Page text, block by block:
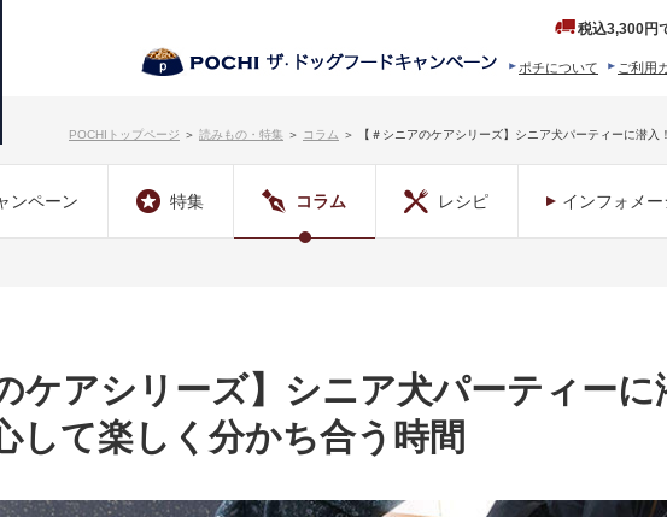
税込3,300円
ご利用
ポチについて
POCHIトップページ ＞ 読みもの・特集 ＞ コラム ＞ 【＃シニアのケアシリーズ】シニア犬パーティーに潜
ンペーン 特集 コラム レシピ インフォメー
ケアシリーズ】シニア犬パーティー
して楽しく分かち合う時間